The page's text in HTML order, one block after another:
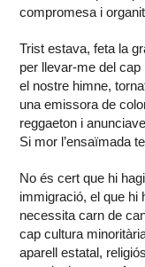
compromesa i
Trist estava, feta la
per llevar-me del cap
el nostre himne,
una emissora de
reggaeton i
Si mor l’ensaïmada
No és cert que hi
immigració, el que hi
necessita carn de
cap cultura
aparell estatal,